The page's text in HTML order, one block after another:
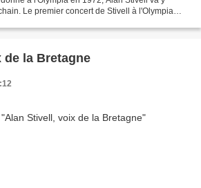
Le premier concert de Stivell à l'Olympia
la Bretagne